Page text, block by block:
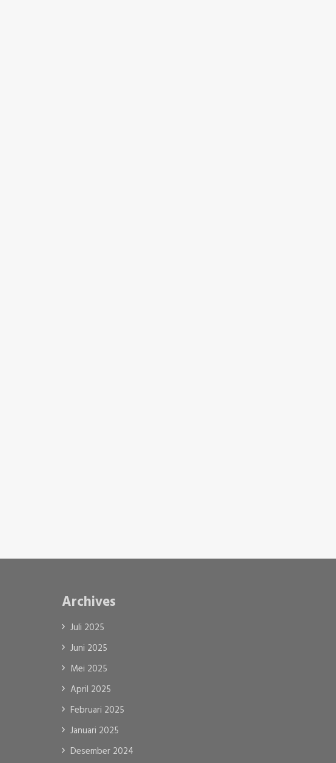
Archives
Juli 2025
Juni 2025
Mei 2025
April 2025
Februari 2025
Januari 2025
Desember 2024